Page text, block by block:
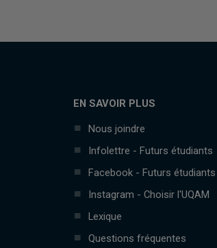
EN SAVOIR PLUS
Nous joindre
Infolettre - Futurs étudiants
Facebook - Futurs étudiants
Instagram - Choisir l'UQAM
Lexique
Questions fréquentes